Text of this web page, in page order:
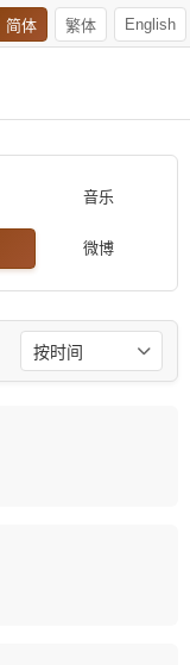
简体 繁体 English
音乐
微博